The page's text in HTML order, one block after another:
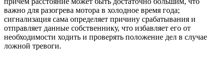
важно для разогрева мотора в холодное время года;
сигнализация сама определяет причину срабатывания и
отправляет данные собственнику, что избавляет его от
необходимости ходить и проверять положение дел в случае
ложной тревоги.